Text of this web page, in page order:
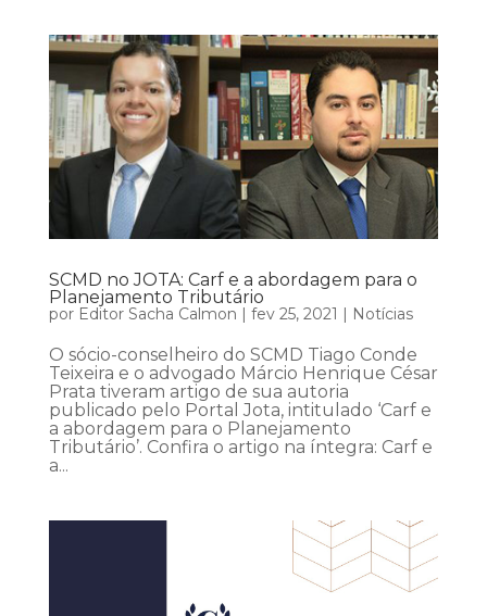
SCMD no JOTA: Carf e a abordagem para o
Planejamento Tributário
por Editor Sacha Calmon | fev 25, 2021 | Notícias
O sócio-conselheiro do SCMD Tiago Conde
Teixeira e o advogado Márcio Henrique César
Prata tiveram artigo de sua autoria
publicado pelo Portal Jota, intitulado ‘Carf e
a abordagem para o Planejamento
Tributário’. Confira o artigo na íntegra: Carf e
a...